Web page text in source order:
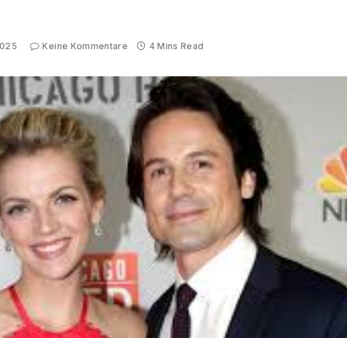
Keine Kommentare 4 Mins Read